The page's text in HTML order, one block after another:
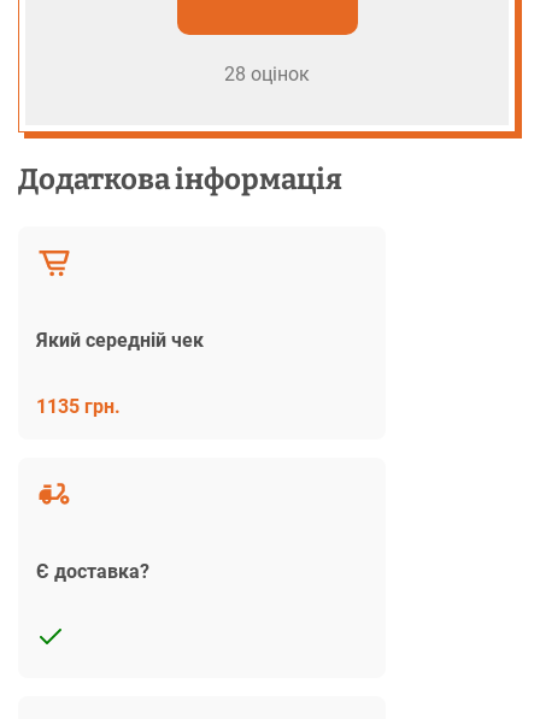
28 оцінок
Додаткова інформація
Який середній чек
1135 грн.
Є доставка?